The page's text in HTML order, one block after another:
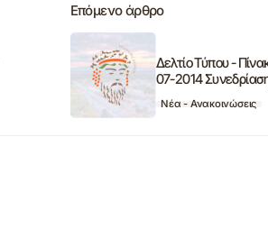
Επόμενο άρθρο
Δελτίο Τύπου -
07-2014
Νέα - Ανακοινώσεις